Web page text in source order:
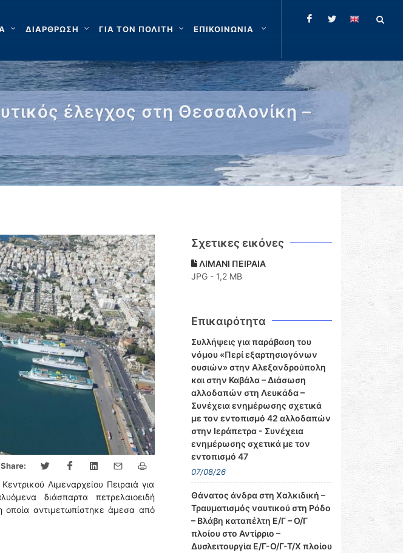
ΔΙΑΡΘΡΩΣΗ ΓΙΑ ΤΟΝ ΠΟΛΙΤΗ ΕΠΙΚΟΙΝΩΝΙΑ
έλεγχος στη Θεσσαλονίκη –
Share:
Λιμεναρχείου Πειραιά για
διάσπαρτα πετρελαιοειδή
οποία αντιμετωπίστηκε άμεσα από
Σχετικες εικόνες
ΛΙΜΑΝΙ ΠΕΙΡΑΙΑ
JPG - 1,2 MB
Επικαιρότητα
Συλλήψεις για παράβαση του
νόμου «Περί εξαρτησιογόνων
ουσιών» στην Αλεξανδρούπολη
και στην Καβάλα – Διάσωση
αλλοδαπών στη Λευκάδα –
Συνέχεια ενημέρωσης σχετικά
με τον εντοπισμό 42 αλλοδαπών
στην Ιεράπετρα - Συνέχεια
ενημέρωσης σχετικά με τον
εντοπισμό 47
07/08/26
Θάνατος άνδρα στη Χαλκιδική –
Τραυματισμός ναυτικού στη Ρόδο
– Βλάβη καταπέλτη Ε/Γ – Ο/Γ
πλοίου στο Αντίρριο –
Δυσλειτουργία Ε/Γ-Ο/Γ-Τ/Χ πλοίου